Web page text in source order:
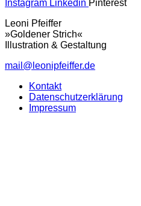
Instagram Linkedin Pinterest
Leoni Pfeiffer
»Goldener Strich«
Illustration & Gestaltung
mail@leonipfeiffer.de
Kontakt
Datenschutzerklärung
Impressum